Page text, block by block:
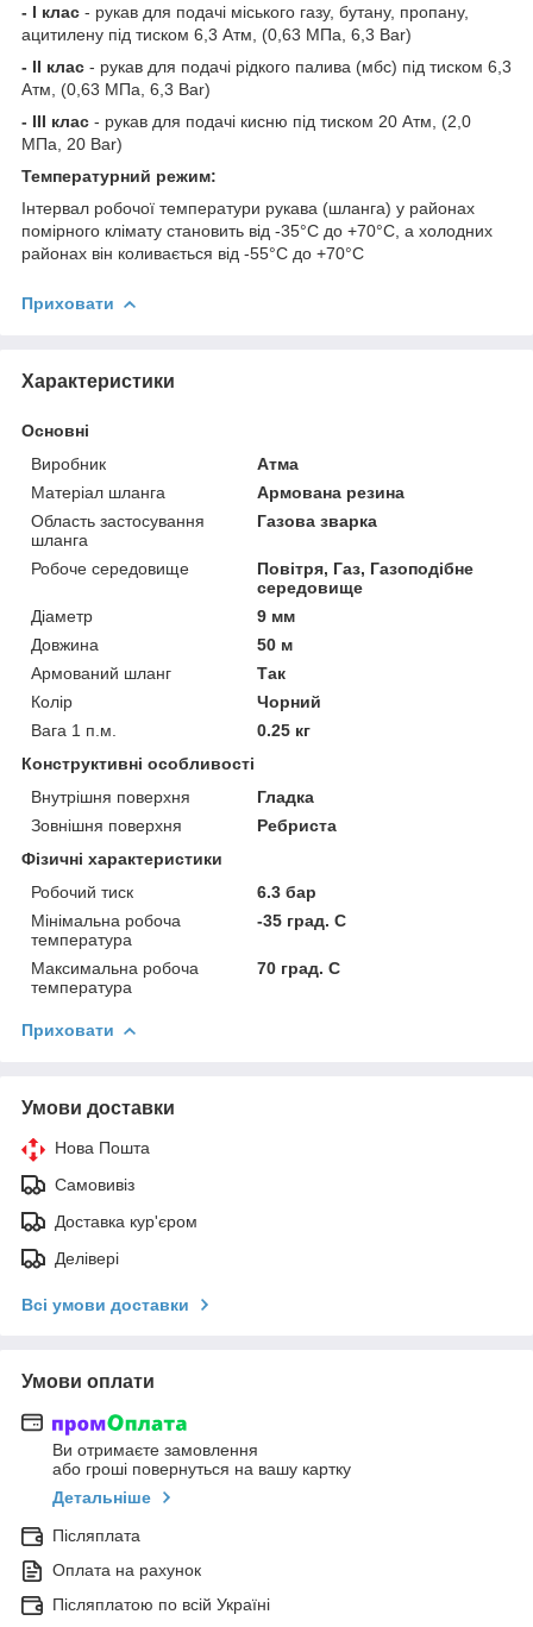
- I клас - рукав для подачі міського газу, бутану, пропану,
ацитилену під тиском 6,3 Атм, (0,63 МПа, 6,3 Ваr)
- II клас - рукав для подачі рідкого палива (мбс) під тиском 6,3
Атм, (0,63 МПа, 6,3 Ваr)
- III клас - рукав для подачі кисню під тиском 20 Атм, (2,0
МПа, 20 Ваr)
Температурний режим:
Інтервал робочої температури рукава (шланга) у районах
помірного клімату становить від -35°С до +70°С, а холодних
районах він коливається від -55°С до +70°С
Приховати
Характеристики
Основні
Виробник
Атма
Матеріал шланга
Армована резина
Область застосування
шланга
Газова зварка
Робоче середовище
Повітря, Газ, Газоподібне
середовище
Діаметр
9 мм
Довжина
50 м
Армований шланг
Так
Колір
Чорний
Вага 1 п.м.
0.25 кг
Конструктивні особливості
Внутрішня поверхня
Гладка
Зовнішня поверхня
Ребриста
Фізичні характеристики
Робочий тиск
6.3 бар
Мінімальна робоча
температура
-35 град. C
Максимальна робоча
температура
70 град. C
Приховати
Умови доставки
Нова Пошта
Самовивіз
Доставка кур'єром
Делівері
Всі умови доставки
Умови оплати
Ви отримаєте замовлення
або гроші повернуться на вашу картку
Детальніше
Післяплата
Оплата на рахунок
Післяплатою по всій Україні